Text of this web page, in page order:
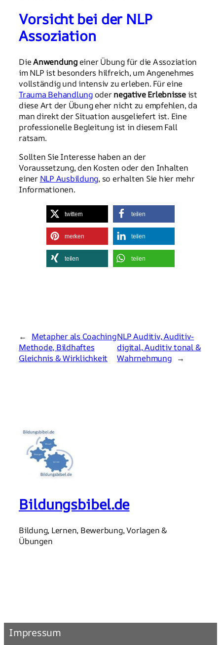
Vorsicht bei der NLP
Assoziation
DieAnwendungeiner Übung für die Assoziation
im NLP ist besonders hilfreich, um Angenehmes
vollständig und intensiv zu erleben. Für eine
Trauma Behandlungodernegative Erlebnisseist
diese Art der Übung eher nicht zu empfehlen, da
man direkt der Situation ausgeliefert ist. Eine
professionelle Begleitung ist in diesem Fall
ratsam.
Sollten Sie Interesse haben an der
Voraussetzung, den Kosten oder den Inhalten
einer NLP Ausbildung, so erhalten Sie hier mehr
Informationen.
twittern teilen
merken teilen
teilen teilen
←
Metapher als Coaching
Methode, Bildhaftes
Gleichnis & Wirklichkeit
NLP Auditiv, Auditiv-
digital, Auditiv tonal &
Wahrnehmung
→
Bildungsbibel.de
Bildung, Lernen, Bewerbung, Vorlagen &
Übungen
Impressum